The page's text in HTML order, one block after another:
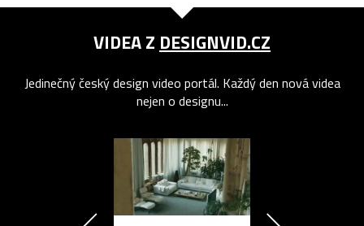
VIDEA Z DESIGNVID.CZ
Jedinečný český design video portál. Každý den nová videa
nejen o designu...